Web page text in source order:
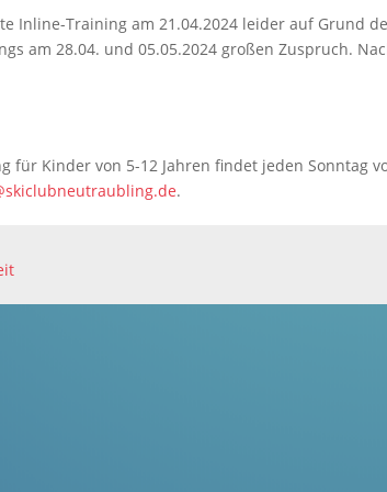
Inline-Training am 21.04.2024 leider auf Grund
am 28.04. und 05.05.2024 großen Zuspruch.
für Kinder von 5-12 Jahren findet jeden Sonntag
.